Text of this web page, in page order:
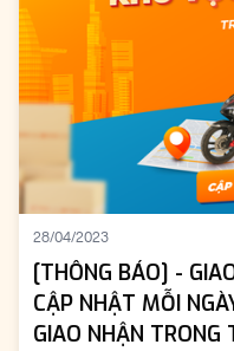
28/04/2023
[THÔNG BÁO] -
CẬP NHẬT MỖI
GIAO NHẬN